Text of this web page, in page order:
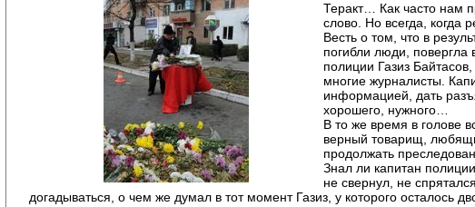
Теракт… Как часто нам
слово. Но всегда, когда
Весть о том, что в
погибли люди, повергла
полиции Газиз
многие журналисты.
информацией, дать
хорошего, нужного…
В то же время в голове
верный товарищ,
продолжать
Знал ли капитан
не свернул, не
догадываться, о чем же думал в тот момент Газиз, у которого